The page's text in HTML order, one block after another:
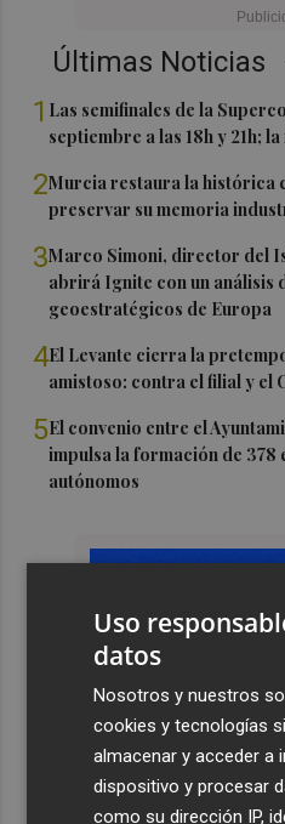
Últimas Noticias
1 Las semifinales de la
septiembre a las 18h y 21h;
2Murcia restaura la histórica
preservar su memoria
3Marco Simoni, director del
abrirá Ignite con un análisis
geoestratégicos de Europa
4El Levante cierra la
amistoso: contra el filial y el
5El convenio entre el
impulsa la formación de
autónomos
Uso
datos
Nosotros y nuestros
cookies y tecnologías
almacenar y acceder a
dispositivo y procesar
como su dirección IP,